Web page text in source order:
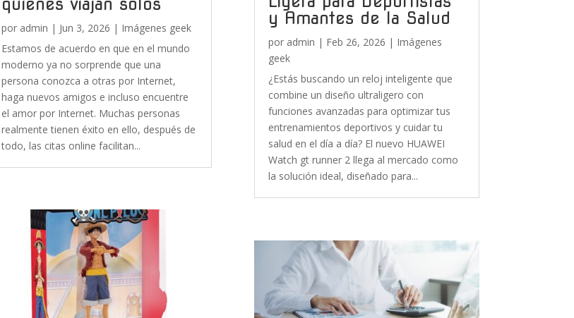
por admin | Jun 3, 2026 | Imágenes geek
Estamos de acuerdo en que en el mundo
moderno ya no sorprende que una
persona conozca a otras por Internet,
haga nuevos amigos e incluso encuentre
el amor por Internet. Muchas personas
realmente tienen éxito en ello, después de
todo, las citas online facilitan...
y Amantes de la Salud
por admin | Feb 26, 2026 | Imágenes
geek
¿Estás buscando un reloj inteligente que
combine un diseño ultraligero con
funciones avanzadas para optimizar tus
entrenamientos deportivos y cuidar tu
salud en el día a día? El nuevo HUAWEI
Watch gt runner 2 llega al mercado como
la solución ideal, diseñado para...